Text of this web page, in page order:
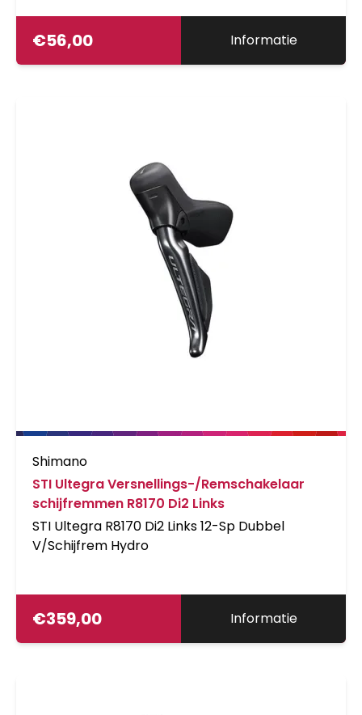
€56,00 Informatie
Shimano
STI Ultegra Versnellings-/Remschakelaar
schijfremmen R8170 Di2 Links
STI Ultegra R8170 Di2 Links 12-Sp Dubbel
V/Schijfrem Hydro
€359,00 Informatie